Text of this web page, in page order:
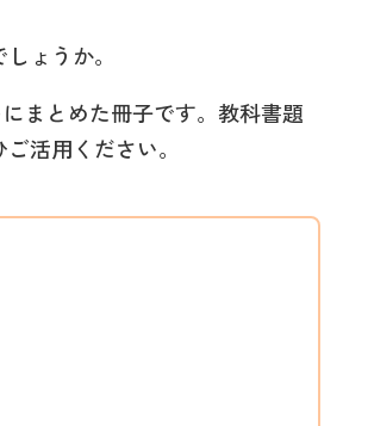
ょうか。
まとめた冊子です。教科書題
活用ください。